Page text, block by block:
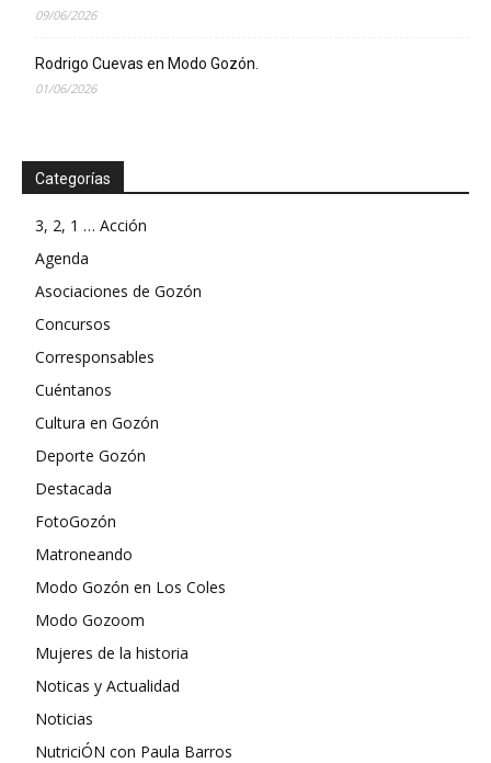
09/06/2026
Rodrigo Cuevas en Modo Gozón.
01/06/2026
Categorías
3, 2, 1 … Acción
Agenda
Asociaciones de Gozón
Concursos
Corresponsables
Cuéntanos
Cultura en Gozón
Deporte Gozón
Destacada
FotoGozón
Matroneando
Modo Gozón en Los Coles
Modo Gozoom
Mujeres de la historia
Noticas y Actualidad
Noticias
NutriciÓN con Paula Barros